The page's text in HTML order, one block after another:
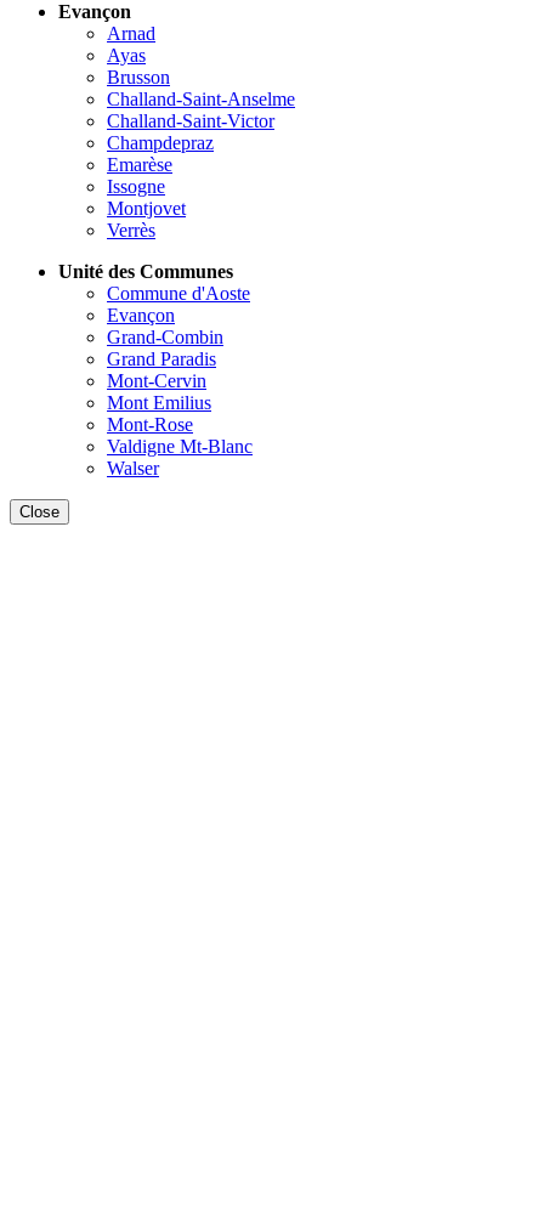
Evançon
Arnad
Ayas
Brusson
Challand-Saint-Anselme
Challand-Saint-Victor
Champdepraz
Emarèse
Issogne
Montjovet
Verrès
Unité des Communes
Commune d'Aoste
Evançon
Grand-Combin
Grand Paradis
Mont-Cervin
Mont Emilius
Mont-Rose
Valdigne Mt-Blanc
Walser
Close